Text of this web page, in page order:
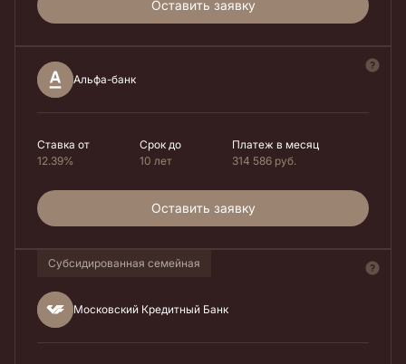
Оставить заявку
Альфа-банк
Ставка от
12.39%
Срок до
10 лет
Платеж в месяц
314 586 руб.
Оставить заявку
Субсидированная семейная
Московский Кредитный Банк